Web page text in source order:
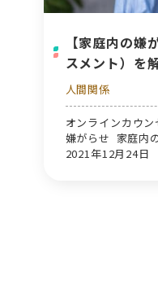
【家庭内の嫌
スメント）を
人間関係
オンラインカウ
嫌がらせ 家庭内
2021年12月24日